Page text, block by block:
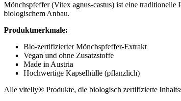
Mönchspfeffer (Vitex agnus-castus) ist eine traditionelle
biologischem Anbau.
Produktmerkmale:
Bio-zertifizierter Mönchspfeffer-Extrakt
Vegan und ohne Zusatzstoffe
Made in Austria
Hochwertige Kapselhülle (pflanzlich)
Alle vitelly® Produkte, die biologisch zertifizierte